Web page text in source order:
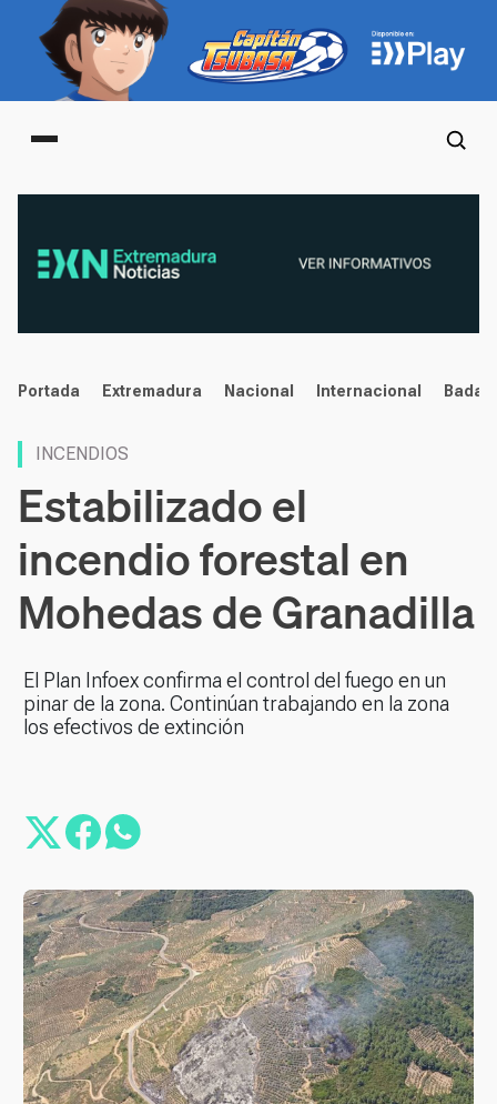
Main menu
noticias
Portada Extremadura Nacional Internacional
INCENDIOS
Estabilizado el
incendio forestal en
Mohedas de Granadilla
El Plan Infoex confirma el control del fuego en un
pinar de la zona. Continúan trabajando en la zona
los efectivos de extinción